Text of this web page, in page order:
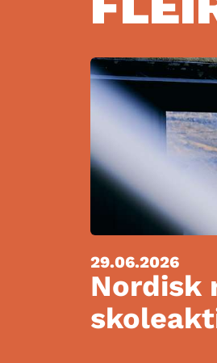
29.06.2026
Nordisk